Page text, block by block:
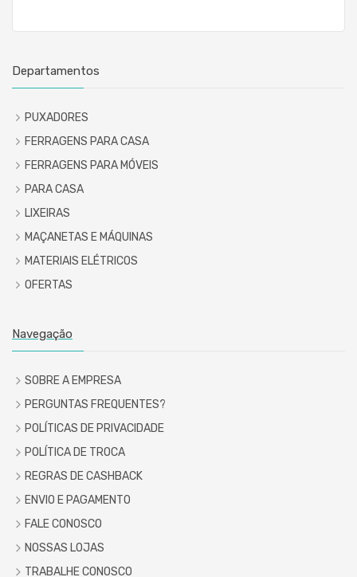
Departamentos
PUXADORES
FERRAGENS PARA CASA
FERRAGENS PARA MÓVEIS
PARA CASA
LIXEIRAS
MAÇANETAS E MÁQUINAS
MATERIAIS ELÉTRICOS
OFERTAS
Navegação
SOBRE A EMPRESA
PERGUNTAS FREQUENTES?
POLÍTICAS DE PRIVACIDADE
POLÍTICA DE TROCA
REGRAS DE CASHBACK
ENVIO E PAGAMENTO
FALE CONOSCO
NOSSAS LOJAS
TRABALHE CONOSCO